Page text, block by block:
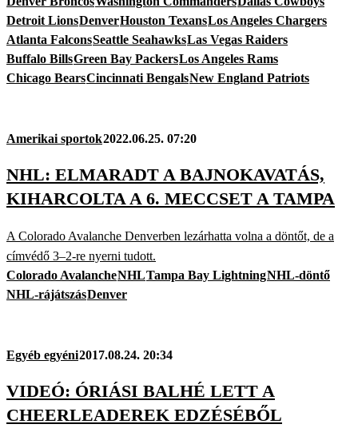
Detroit LionsDenverHouston TexansLos Angeles Chargers
Atlanta FalconsSeattle SeahawksLas Vegas Raiders
Buffalo BillsGreen Bay PackersLos Angeles Rams
Chicago BearsCincinnati BengalsNew England Patriots
Amerikai sportok2022.06.25. 07:20
NHL: ELMARADT A BAJNOKAVATÁS,
KIHARCOLTA A 6. MECCSET A TAMPA
A Colorado Avalanche Denverben lezárhatta volna a döntőt, de a
címvédő 3–2-re nyerni tudott.
Colorado AvalancheNHLTampa Bay LightningNHL-döntő
NHL-rájátszásDenver
Egyéb egyéni2017.08.24. 20:34
VIDEÓ: ÓRIÁSI BALHÉ LETT A
CHEERLEADEREK EDZÉSÉBŐL